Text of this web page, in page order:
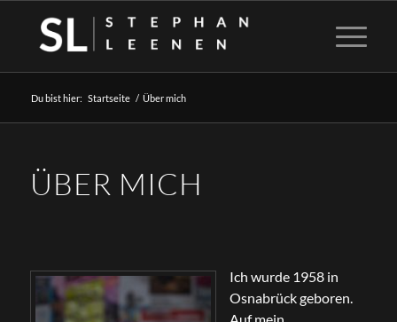
Du bist hier: Startseite / Über mich
ÜBER MICH
Ich wurde 1958 in
Osnabrück geboren.
Auf mein